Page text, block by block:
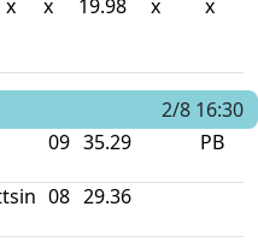
x x 19.98 x x
2/8 16:30
09 35.29 PB
08 29.36